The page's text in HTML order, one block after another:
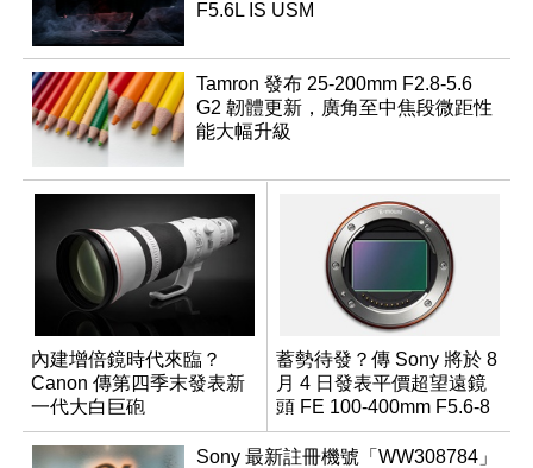
F5.6L IS USM
Tamron 發布 25-200mm F2.8-5.6
G2 韌體更新，廣角至中焦段微距性
能大幅升級
內建增倍鏡時代來臨？
Canon 傳第四季末發表新
一代大白巨砲
蓄勢待發？傳 Sony 將於 8
月 4 日發表平價超望遠鏡
頭 FE 100-400mm F5.6-8
Sony 最新註冊機號「WW308784」